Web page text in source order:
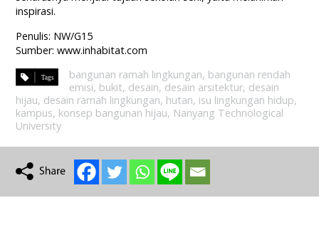
inspirasi.
Penulis: NW/G15
Sumber: www.inhabitat.com
bangunan ramah lingkungan, bangunan rendah
emisi, bukit, desain, desain arsitektur, desain
hijau, desain ramah lingkungan, hutan, isu lingkungan hidup,
kampus, konsep bangunan hijau, Nanyang Technological
University